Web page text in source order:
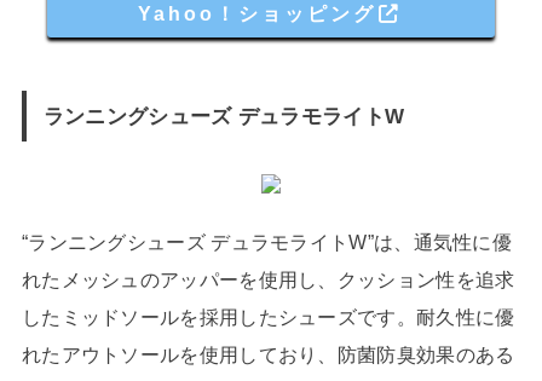
Yahoo！ショッピング
ランニングシューズ デュラモライトW
“ランニングシューズ デュラモライトW”は、通気性に優
れたメッシュのアッパーを使用し、クッション性を追求
したミッドソールを採用したシューズです。耐久性に優
れたアウトソールを使用しており、防菌防臭効果のある